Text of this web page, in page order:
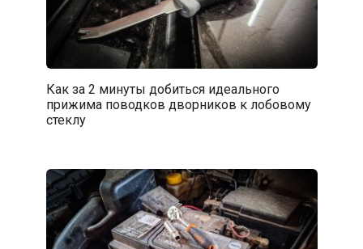
Как за 2 минуты добиться идеального
прижима поводков дворников к лобовому
стеклу